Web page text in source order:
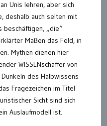
Unis lehren, aber sich
deshalb auch selten mit
beschäftigen, „die“
Maßen das Feld, in
Mythen dienen hier
WISSENschaffer von
des Halbwissens
Fragezeichen im Titel
Sicht sind sich
Auslaufmodell ist.